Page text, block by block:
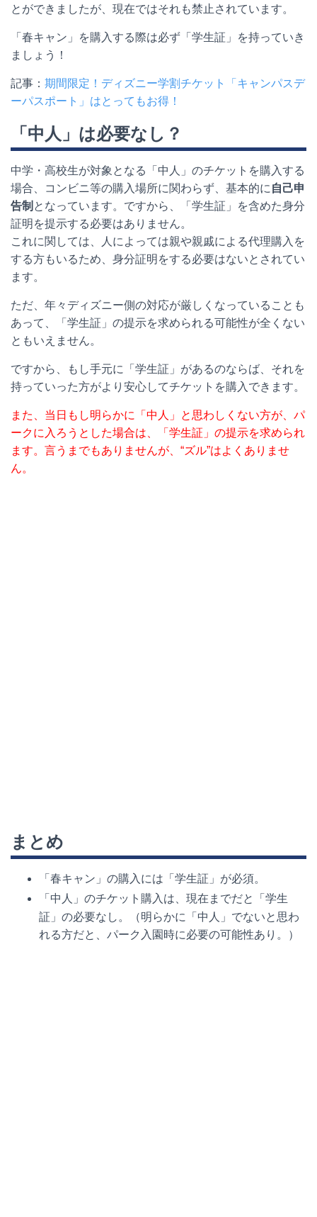
とができましたが、現在ではそれも禁止されています。
「春キャン」を購入する際は必ず「学生証」を持っていき
ましょう！
記事： 期間限定！ディズニー学割チケット「キャンパスデ
ーパスポート」はとってもお得！
「中人」は必要なし？
中学・高校生が対象となる「中人」のチケットを購入する
場合、コンビニ等の購入場所に関わらず、基本的に 自己申
告制 となっています。ですから、「学生証」を含めた身分
証明を提示する必要はありません。
これに関しては、人によっては親や親戚による代理購入を
する方もいるため、身分証明をする必要はないとされてい
ます。
ただ、年々ディズニー側の対応が厳しくなっていることも
あって、「学生証」の提示を求められる可能性が全くない
ともいえません。
ですから、もし手元に「学生証」があるのならば、それを
持っていった方がより安心してチケットを購入できます。
また、当日もし明らかに「中人」と思わしくない方が、パ
ークに入ろうとした場合は、「学生証」の提示を求められ
ます。言うまでもありませんが、“ズル”はよくありませ
ん。
まとめ
「春キャン」の購入には「学生証」が必須。
「中人」のチケット購入は 、現在までだと「学生
証」の必要なし。（明らかに「中人」でないと思わ
れる方だと、パーク入園時に必要の可能性あり。）